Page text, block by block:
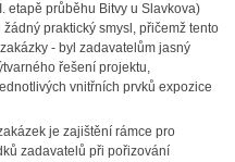
etapě průběhu Bitvy u Slavkova)
praktický smysl, přičemž tento
- byl zadavatelům jasný
řešení projektu,
vnitřních prvků expozice
je zajištění rámce pro
zadavatelů při pořizování